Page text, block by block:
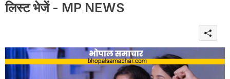
लिस्ट भेजें - MP NEWS